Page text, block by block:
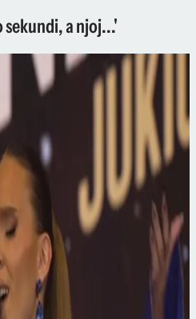
sekundi, a njoj...'